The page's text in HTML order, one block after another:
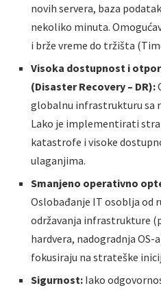
novih servera, baza
nekoliko minuta.
i brže vreme do tržišta
Visoka dostupnost i
(Disaster Recovery – DR):
globalnu infrastrukturu sa
Lako je implementirati
katastrofe i visoke
ulaganjima.
Smanjeno operativno
Oslobađanje IT osoblja od
održavanja infrastrukture
hardvera, nadogradnja OS-
fokusiraju na strateške
Sigurnost: Iako